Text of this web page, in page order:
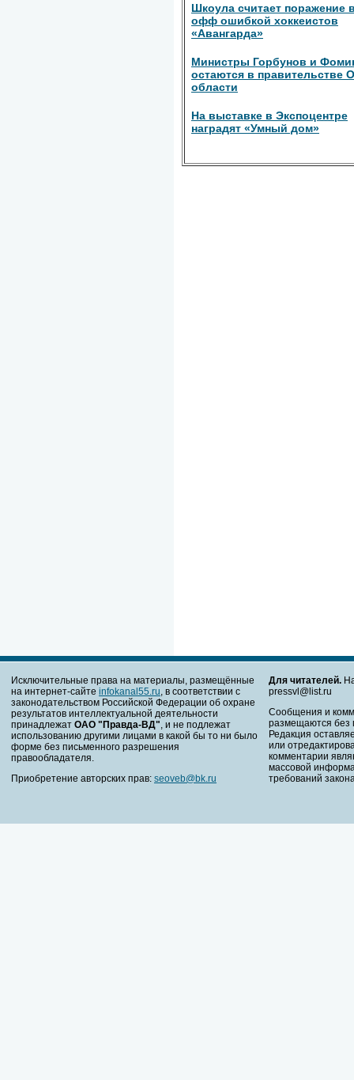
Шкоула считает поражение
офф ошибкой хоккеистов
«Авангарда»
Министры Горбунов и
остаются в правительстве
области
На выставке в Экспоцентре
наградят «Умный дом»
Исключительные права на материалы, размещённые
на интернет-сайте infokanal55.ru , в соответствии с
законодательством Российской Федерации об охране
результатов интеллектуальной деятельности
принадлежат ОАО "Правда-ВД" , и не подлежат
использованию другими лицами в какой бы то ни было
форме без письменного разрешения
правообладателя.
Приобретение авторских прав: seoveb@bk.ru
Для читателей.
pressvl@list.ru
Сообщения и
размещаются без
Редакция
или
комментарии
массовой
требований